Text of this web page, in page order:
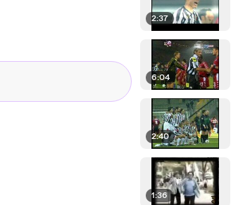
2:37
6:04
2:40
1:36